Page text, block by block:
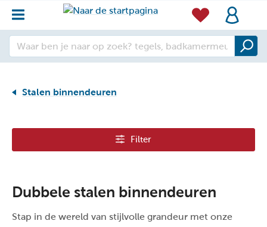
Stalen binnendeuren
Filter
Dubbele stalen binnendeuren
Stap in de wereld van stijlvolle grandeur met onze